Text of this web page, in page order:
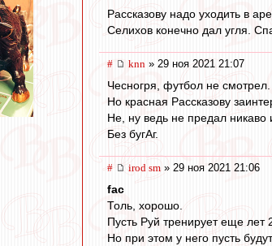
Рассказову надо уходить в
Селихов конечно дал угля.
# knn » 29 ноя 2021 21:07
Чесногря, футбол не
Но красная Рассказову
Не, ну ведь не предал никаво
Без бугАг.
# irod sm » 29 ноя 2021 21:06
fac
Толь, хорошо.
Пусть Руй тренирует еще лет
Но при этом у него пусть